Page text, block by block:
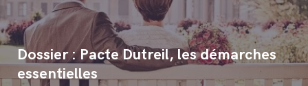
Dossier : Pacte Dutreil, les démarches
essentielles